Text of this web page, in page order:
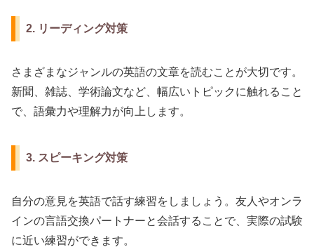
2. リーディング対策
さまざまなジャンルの英語の文章を読むことが大切です。
新聞、雑誌、学術論文など、幅広いトピックに触れること
で、語彙力や理解力が向上します。
3. スピーキング対策
自分の意見を英語で話す練習をしましょう。友人やオンラ
インの言語交換パートナーと会話することで、実際の試験
に近い練習ができます。